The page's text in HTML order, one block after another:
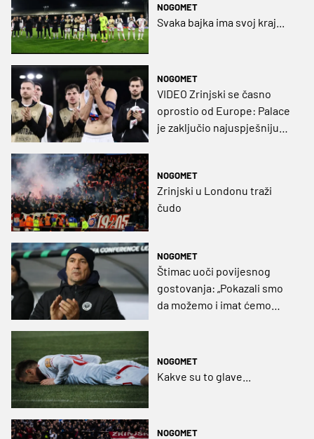
NOGOMET
Svaka bajka ima svoj kraj...
NOGOMET
VIDEO Zrinjski se časno
oprostio od Europe: Palace
je zaključio najuspješniju
NOGOMET
Zrinjski u Londonu traži
čudo
NOGOMET
Štimac uoči povijesnog
gostovanja: „Pokazali smo
da možemo i imat ćemo
NOGOMET
Kakve su to glave...
NOGOMET